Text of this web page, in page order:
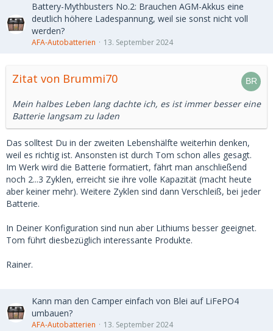
Battery-Mythbusters No.2: Brauchen AGM-Akkus eine
deutlich höhere Ladespannung, weil sie sonst nicht voll
werden?
AFA-Autobatterien 13. September 2024
Zitat von Brummi70
Mein halbes Leben lang dachte ich, es ist immer besser eine
Batterie langsam zu laden
Das solltest Du in der zweiten Lebenshälfte weiterhin denken,
weil es richtig ist. Ansonsten ist durch Tom schon alles gesagt.
Im Werk wird die Batterie formatiert, fährt man anschließend
noch 2...3 Zyklen, erreicht sie ihre volle Kapazität (macht heute
aber keiner mehr). Weitere Zyklen sind dann Verschleiß, bei jeder
Batterie.
In Deiner Konfiguration sind nun aber Lithiums besser geeignet.
Tom führt diesbezüglich interessante Produkte.
Rainer.
Kann man den Camper einfach von Blei auf LiFePO4
umbauen?
AFA-Autobatterien 13. September 2024